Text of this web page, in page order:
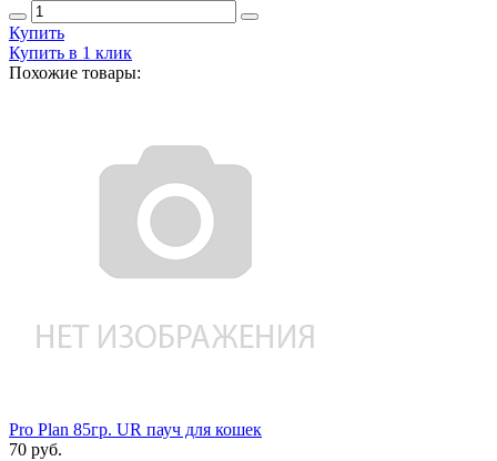
Купить
Купить в 1 клик
Похожие товары:
Pro Plan 85гр. UR пауч для кошек
70 руб.